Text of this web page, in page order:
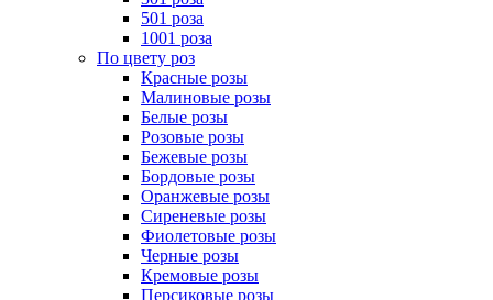
501 роза
1001 роза
По цвету роз
Красные розы
Малиновые розы
Белые розы
Розовые розы
Бежевые розы
Бордовые розы
Оранжевые розы
Сиреневые розы
Фиолетовые розы
Черные розы
Кремовые розы
Персиковые розы